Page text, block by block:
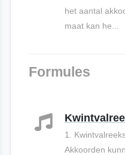
het aantal
maat kan he...
Formules
1.
Akkoorden